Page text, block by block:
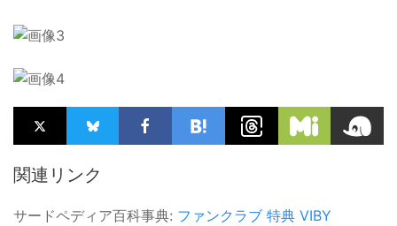
関連リンク
サードペディア百科事典: ファンクラブ 特典 VIBY